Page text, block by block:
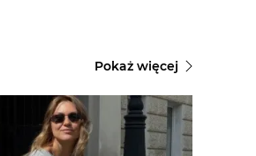
Pokaż więcej